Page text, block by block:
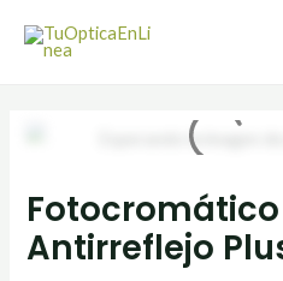
Fotocromático
Antirreflejo
+
Antirreflejo
Plus